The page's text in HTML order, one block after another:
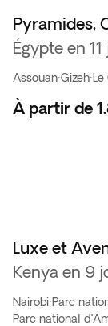
Pyramides,
Égypte en
Assouan·Gizeh·
À partir de
Vente
Luxe et
Kenya en 9
Nairobi·Parc
Parc national